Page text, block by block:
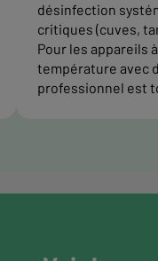
désinfection
critiques (cuves,
Pour les appareils
température avec
professionnel est